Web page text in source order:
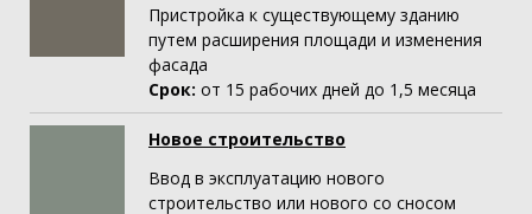
Пристройка к существующему зданию
путем расширения площади и изменения
фасада
Срок: от 15 рабочих дней до 1,5 месяца
Новое строительство
Ввод в эксплуатацию нового
строительство или нового со сносом